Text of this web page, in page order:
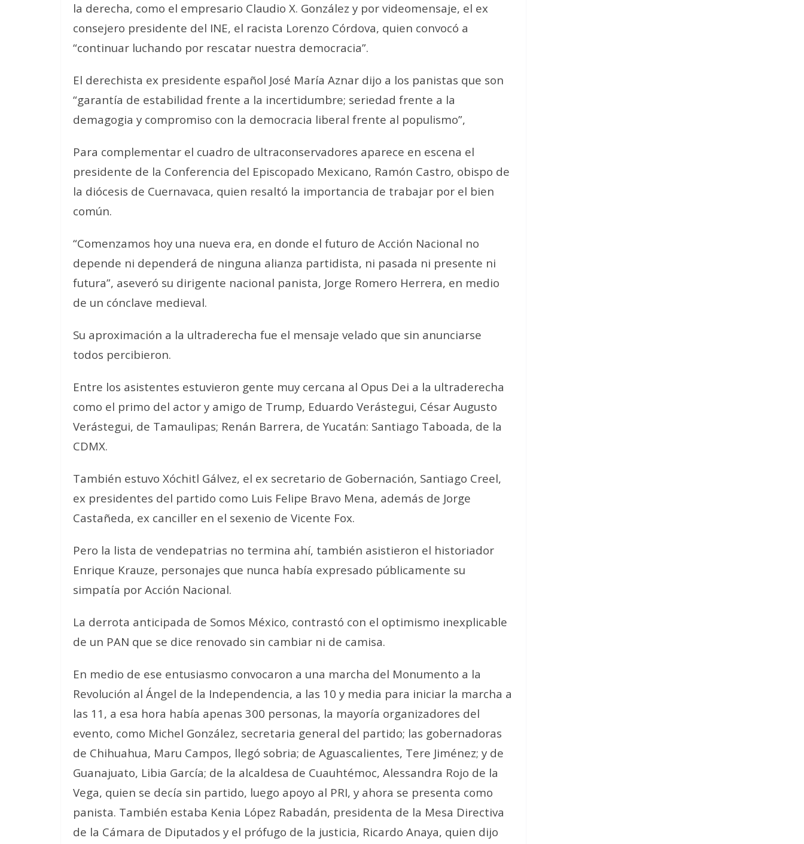
la derecha, como el empresario Claudio X. González y por videomensaje, el ex
consejero presidente del INE, el racista Lorenzo Córdova, quien convocó a
“continuar luchando por rescatar nuestra democracia”.
El derechista ex presidente español José María Aznar dijo a los panistas que son
“garantía de estabilidad frente a la incertidumbre; seriedad frente a la
demagogia y compromiso con la democracia liberal frente al populismo”,
Para complementar el cuadro de ultraconservadores aparece en escena el
presidente de la Conferencia del Episcopado Mexicano, Ramón Castro, obispo de
la diócesis de Cuernavaca, quien resaltó la importancia de trabajar por el bien
común.
“Comenzamos hoy una nueva era, en donde el futuro de Acción Nacional no
depende ni dependerá de ninguna alianza partidista, ni pasada ni presente ni
futura”, aseveró su dirigente nacional panista, Jorge Romero Herrera, en medio
de un cónclave medieval.
Su aproximación a la ultraderecha fue el mensaje velado que sin anunciarse
todos percibieron.
Entre los asistentes estuvieron gente muy cercana al Opus Dei a la ultraderecha
como el primo del actor y amigo de Trump, Eduardo Verástegui, César Augusto
Verástegui, de Tamaulipas; Renán Barrera, de Yucatán: Santiago Taboada, de la
CDMX.
También estuvo Xóchitl Gálvez, el ex secretario de Gobernación, Santiago Creel,
ex presidentes del partido como Luis Felipe Bravo Mena, además de Jorge
Castañeda, ex canciller en el sexenio de Vicente Fox.
Pero la lista de vendepatrias no termina ahí, también asistieron el historiador
Enrique Krauze, personajes que nunca había expresado públicamente su
simpatía por Acción Nacional.
La derrota anticipada de Somos México, contrastó con el optimismo inexplicable
de un PAN que se dice renovado sin cambiar ni de camisa.
En medio de ese entusiasmo convocaron a una marcha del Monumento a la
Revolución al Ángel de la Independencia, a las 10 y media para iniciar la marcha a
las 11, a esa hora había apenas 300 personas, la mayoría organizadores del
evento, como Michel González, secretaria general del partido; las gobernadoras
de Chihuahua, Maru Campos, llegó sobria; de Aguascalientes, Tere Jiménez; y de
Guanajuato, Libia García; de la alcaldesa de Cuauhtémoc, Alessandra Rojo de la
Vega, quien se decía sin partido, luego apoyo al PRI, y ahora se presenta como
panista. También estaba Kenia López Rabadán, presidenta de la Mesa Directiva
de la Cámara de Diputados y el prófugo de la justicia, Ricardo Anaya, quien dijo